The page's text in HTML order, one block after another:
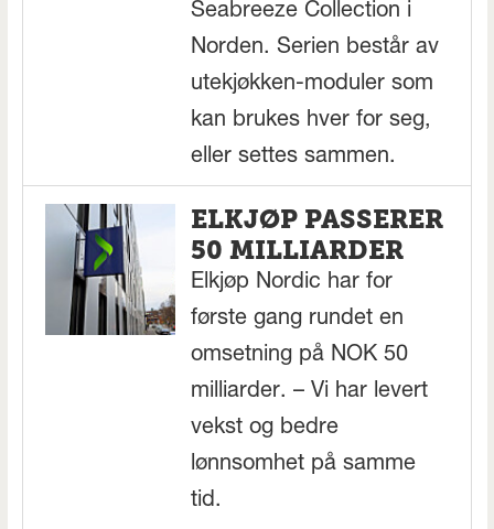
Seabreeze Collection i
Norden. Serien består av
utekjøkken-moduler som
kan brukes hver for seg,
eller settes sammen.
ELKJØP PASSERER
50 MILLIARDER
Elkjøp Nordic har for
første gang rundet en
omsetning på NOK 50
milliarder. – Vi har levert
vekst og bedre
lønnsomhet på samme
tid.